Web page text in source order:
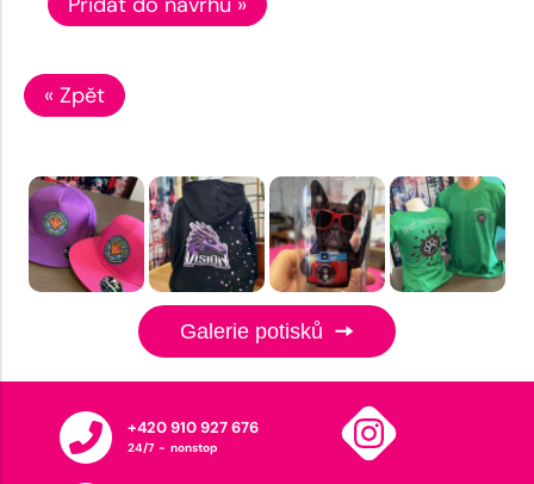
« Zpět
Galerie potisků
+420 910 927 676
24/7 - nonstop